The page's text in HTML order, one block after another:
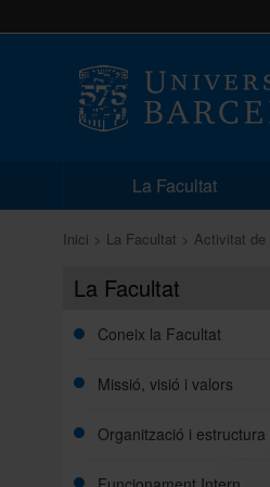
La Facultat
Inici La Facultat Activitat de
La Facultat
Coneix la Facultat
Missió, visió i valors
Organització i estructura